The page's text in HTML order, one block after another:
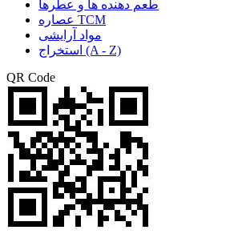
طعم دهنده ها و عطرها
عصاره TCM
مواد آرایشی
استخراج (A - Z)
QR Code